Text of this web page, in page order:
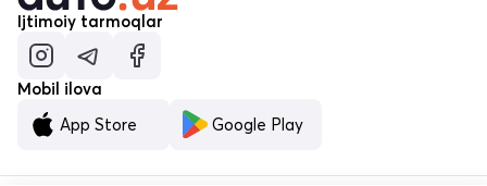
Ijtimoiy tarmoqlar
Mobil ilova
App Store
Google Play